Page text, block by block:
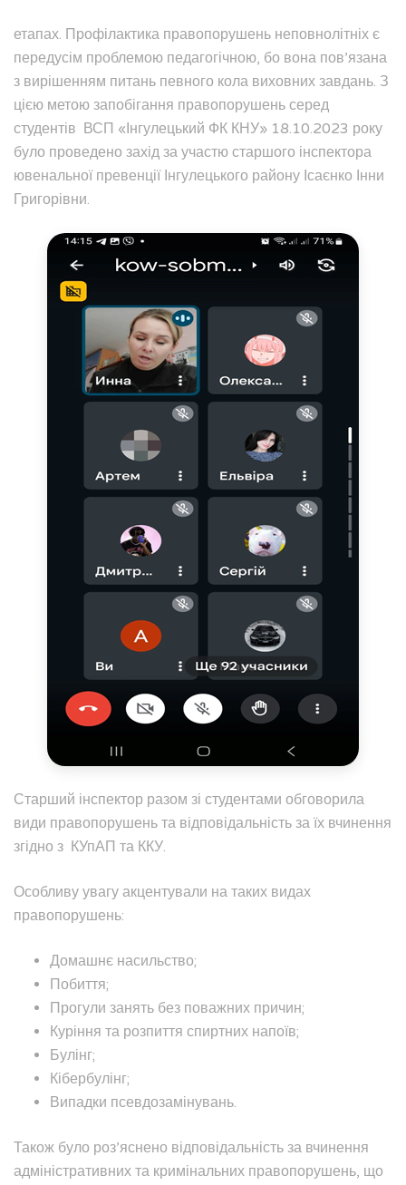
етапах. Профілактика правопорушень неповнолітніх є
передусім проблемою педагогічною, бо вона пов’язана
з вирішенням питань певного кола виховних завдань. З
цією метою запобігання правопорушень серед
студентів ВСП «Інгулецький ФК КНУ» 18.10.2023 року
було проведено захід за участю старшого інспектора
ювенальної превенції Інгулецького району Ісаєнко Інни
Григорівни.
Старший інспектор разом зі студентами обговорила
види правопорушень та відповідальність за їх вчинення
згідно з КУпАП та ККУ.
Особливу увагу акцентували на таких видах
правопорушень:
Домашнє насильство;
Побиття;
Прогули занять без поважних причин;
Куріння та розпиття спиртних напоїв;
Булінг;
Кібербулінг;
Випадки псевдозамінувань.
Також було роз’яснено відповідальність за вчинення
адміністративних та кримінальних правопорушень, що